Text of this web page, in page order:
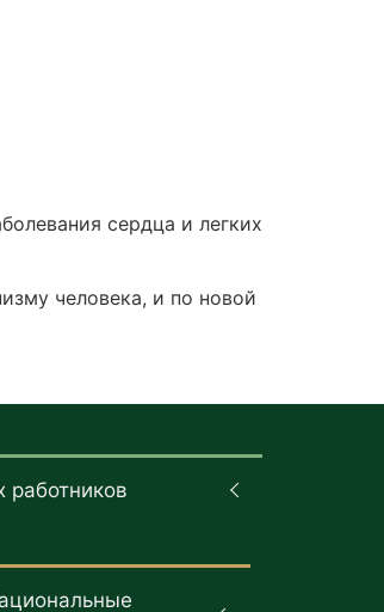
сердца и легких
человека, и по новой
работников